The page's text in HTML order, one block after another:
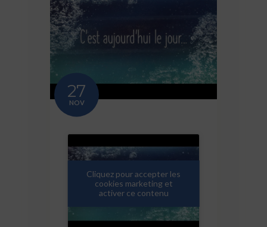
27
NOV
Cliquez pour accepter les
cookies marketing et
activer ce contenu